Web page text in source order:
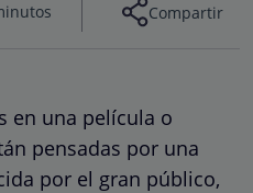
Compartir
en una película o
pensadas por una
por el gran público,